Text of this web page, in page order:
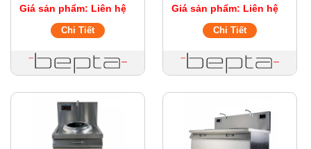
Giá sản phẩm: Liên hệ
Chi Tiết
Giá sản phẩm: Liên hệ
Chi Tiết